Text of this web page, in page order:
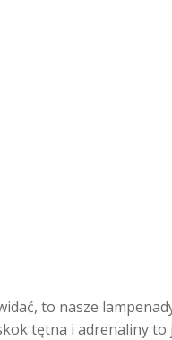
to nasze
tętna i adrenaliny